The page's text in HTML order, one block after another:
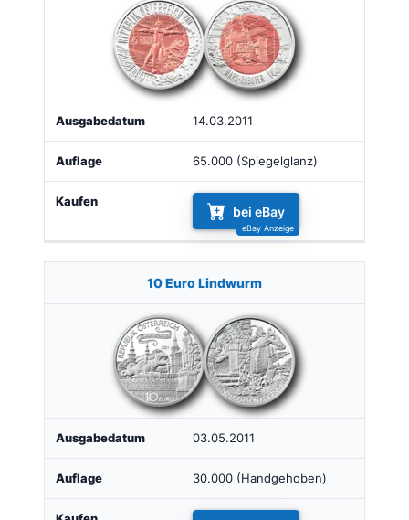
14.03.2011
65.000 (Spiegelglanz)
bei eBay
10 Euro Lindwurm
03.05.2011
30.000 (Handgehoben)